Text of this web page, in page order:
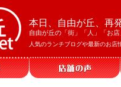
本日、自由が丘、再
自由が丘の「街」「人」「お
人気のランチブログや最新のお店